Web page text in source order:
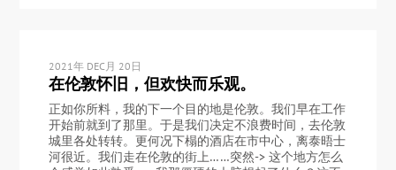
2021年 DEC月 20日
在伦敦怀旧，但欢快而乐观。
正如你所料，我的下一个目的地是伦敦。我们早在工作
开始前就到了那里。于是我们决定不浪费时间，去伦敦
城里各处转转。更何况下榻的酒店在市中心，离泰晤士
河很近。我们走在伦敦的街上……突然-> 这个地方怎么